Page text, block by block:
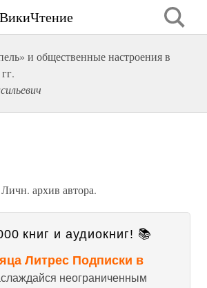
ВикиЧтение
и общественные настроения в
архив автора.
книг и аудиокниг! 📚
Литрес Подписки в
неограниченным